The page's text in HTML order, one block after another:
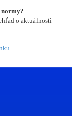
normy?
o aktuálnosti